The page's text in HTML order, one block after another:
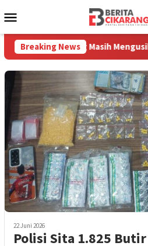
ke
Mobile
Breaking News
Pedagang Masih Mengusik
22 Juni 2026
Polisi Sita 1.825